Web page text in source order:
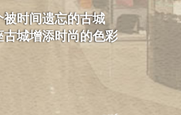
时间遗忘的古城
城增添时尚的色彩